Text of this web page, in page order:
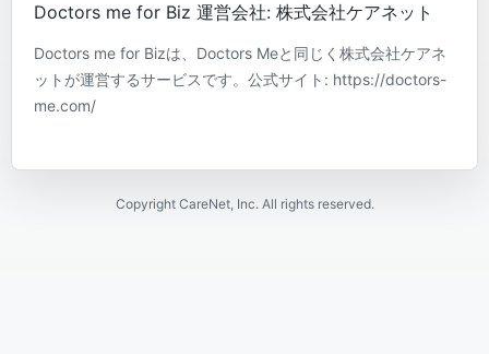
Doctors me for Biz 運営会社: 株式会社ケアネット
Doctors me for Bizは、Doctors Meと同じく株式会社ケアネ
ットが運営するサービスです。公式サイト: https://doctors-
me.com/
Copyright CareNet, Inc. All rights reserved.